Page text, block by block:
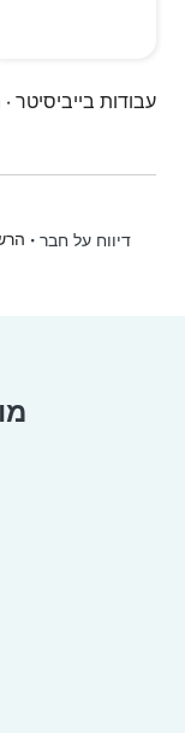
עבודות בייביסיטר ·
דיווח על חבר •